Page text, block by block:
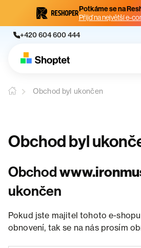
Potkáme se na
Přijď na největší e-
+420 604 600 444
Obchod byl ukončen
Obchod byl
Obchod
ukončen
Pokud jste majitel tohoto e-
obnovení, tak se na nás prosím